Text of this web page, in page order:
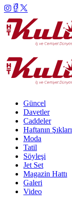
Güncel
Davetler
Caddeler
Haftanın Şıkları
Moda
Tatil
Söyleşi
Jet Set
Magazin Hattı
Galeri
Video